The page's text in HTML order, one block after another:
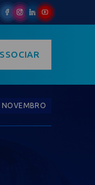
NOVEMBRO